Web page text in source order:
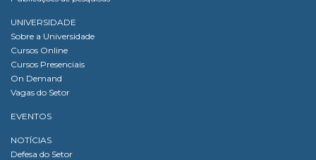
UNIVERSIDADE
Sobre a Universidade
Cursos Online
Cursos Presenciais
On Demand
Vagas do Setor
EVENTOS
NOTÍCIAS
Defesa do Setor